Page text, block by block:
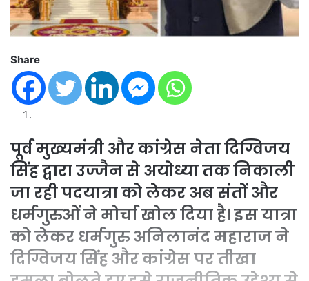
Share
पूर्व मुख्यमंत्री और कांग्रेस नेता दिग्विजय
सिंह द्वारा उज्जैन से अयोध्या तक निकाली
जा रही पदयात्रा को लेकर अब संतों और
धर्मगुरुओं ने मोर्चा खोल दिया है। इस यात्रा
को लेकर धर्मगुरु अनिलानंद महाराज ने
दिग्विजय सिंह और कांग्रेस पर तीखा